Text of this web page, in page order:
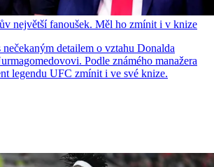
největší fanoušek. Měl ho zmínit i v knize
detailem o vztahu Donalda
Podle známého manažera
legendu UFC zmínit i ve své knize.